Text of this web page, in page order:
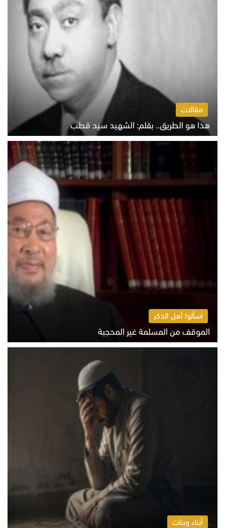
مقالات
هذا هو الطريق.. بقلم: الشهيد سيد قطب
الخميس 6 أغسطس 2026 10:52 ص
اسألوا أهل الذكر
الموقف من المسلمة غير المحجبة
الخميس 6 أغسطس 2026 10:45 ص
أبناء وبنات